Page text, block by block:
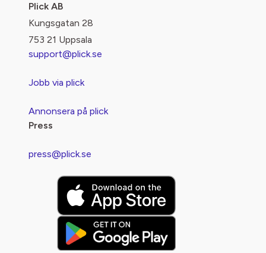
Plick AB
Kungsgatan 28
753 21 Uppsala
support@plick.se
Jobb via plick
Annonsera på plick
Press
press@plick.se